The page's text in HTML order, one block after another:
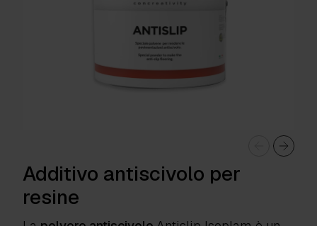
Additivo antiscivolo per
resine